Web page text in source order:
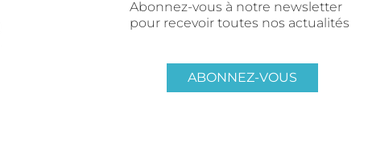
Abonnez-vous à notre newsletter
pour recevoir toutes nos actualités
ABONNEZ-VOUS